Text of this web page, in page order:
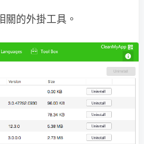
的外掛工具。